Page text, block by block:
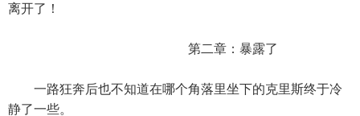
离开了！
第二章：暴露了
一路狂奔后也不知道在哪个角落里坐下的克里斯终于冷
静了一些。